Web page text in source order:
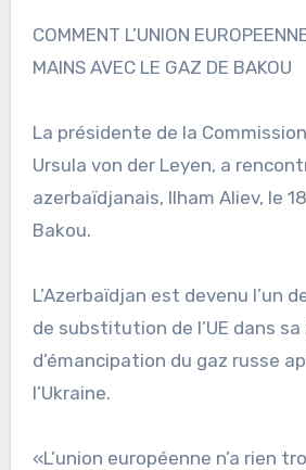
COMMENT L’UNION
MAINS AVEC LE GAZ DE BAKOU
La présidente de la
Ursula von der Leyen, a
azerbaïdjanais, Ilham Aliev, le
Bakou.
L’Azerbaïdjan est devenu l’un
de substitution de l’UE dans
d’émancipation du gaz russe
l’Ukraine.
«L’union européenne n’a rien